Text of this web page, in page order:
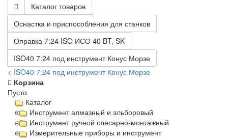
Каталог товаров
Оснастка и приспособления для станков
Оправка 7:24 ISO ИСО 40 BT, SK
ISO40 7:24 под инструмент Конус Морзе
< ISO40 7:24 под инструмент Конус Морзе
Корзина
Пусто
Каталог
Инструмент алмазный и эльборовый
Инструмент ручной слесарно-монтажный
Измерительные приборы и инструмент